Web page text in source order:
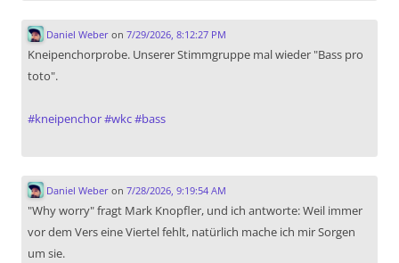
Daniel Weberon 7/29/2026, 8:12:27 PM
Kneipenchorprobe. Unserer Stimmgruppe mal wieder "Bass pro
toto".
#kneipenchor#wkc#bass
Daniel Weberon 7/28/2026, 9:19:54 AM
"Why worry" fragt Mark Knopfler, und ich antworte: Weil immer
vor dem Vers eine Viertel fehlt, natürlich mache ich mir Sorgen
um sie.